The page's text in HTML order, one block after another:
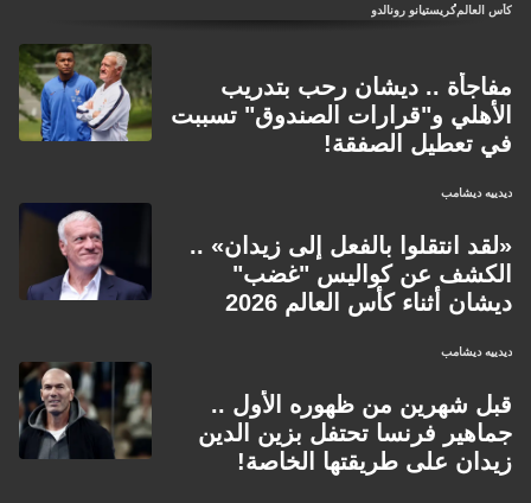
كأس العالمكريستيانو رونالدو
مفاجأة .. ديشان رحب بتدريب
الأهلي و"قرارات الصندوق" تسببت
في تعطيل الصفقة!
ديدييه ديشامب
«لقد انتقلوا بالفعل إلى زيدان» ..
الكشف عن كواليس "غضب"
ديشان أثناء كأس العالم 2026
ديدييه ديشامب
قبل شهرين من ظهوره الأول ..
جماهير فرنسا تحتفل بزين الدين
زيدان على طريقتها الخاصة!